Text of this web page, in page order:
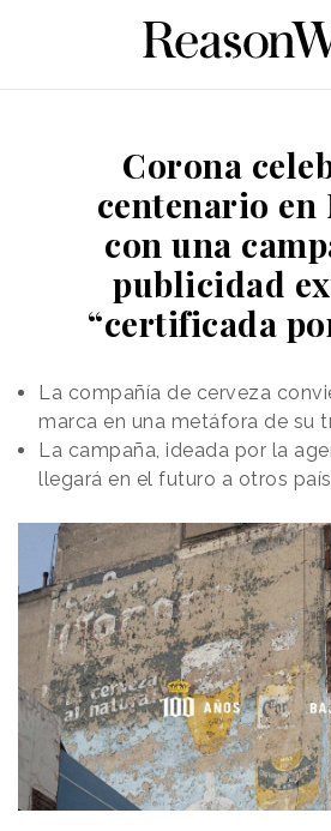
Corona
centenario en
con una
publicidad
“certificada
La compañía de cerveza
marca en una metáfora de su
La campaña, ideada por la
llegará en el futuro a otros